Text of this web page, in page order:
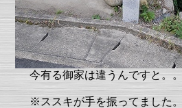
今有る御家は違うんですと。
※ススキが手を振ってました